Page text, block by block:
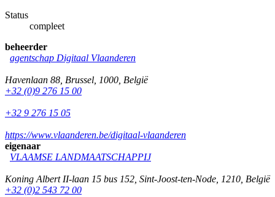
Status
compleet
beheerder
agentschap Digitaal Vlaanderen
Havenlaan 88 Brussel 1000 België
+32 (0)9 276 15 00
+32 9 276 15 05
https://www.vlaanderen.be/digitaal-vlaanderen
eigenaar
VLAAMSE LANDMAATSCHAPPIJ
Koning Albert II-laan 15 bus 152 Sint-Joost-ten-Node 1210 België
+32 (0)2 543 72 00